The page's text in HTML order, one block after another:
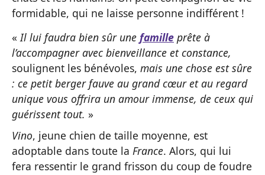
formidable, qui ne laisse personne indifférent !
« Il lui faudra bien sûr une famille prête à
l’accompagner avec bienveillance et constance,
soulignent les bénévoles, mais une chose est sûre
: ce petit berger fauve au grand cœur et au regard
unique vous offrira un amour immense, de ceux qui
guérissent tout. »
Vino, jeune chien de taille moyenne, est
adoptable dans toute la France. Alors, qui lui
fera ressentir le grand frisson du coup de foudre